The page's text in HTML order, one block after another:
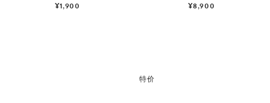
¥1,900
¥8,900
特价